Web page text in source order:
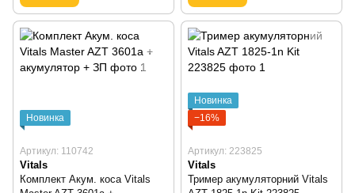
Новинка
Артикул: 110742
Vitals
Комплект Акум. коса Vitals
Новинка
−16%
Артикул: 223825
Vitals
Тример акумуляторний Vitals